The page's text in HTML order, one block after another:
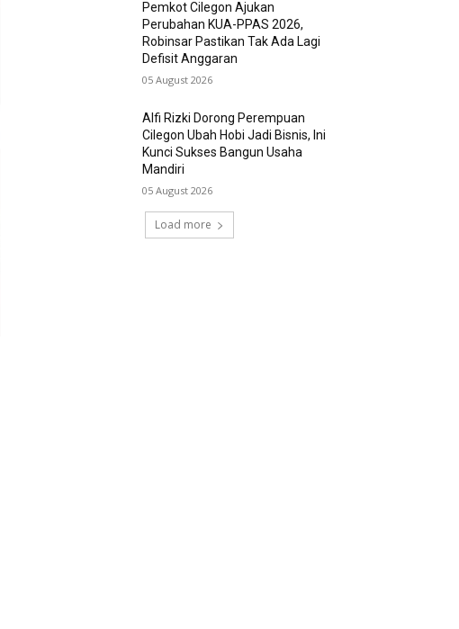
Pemkot Cilegon Ajukan
Perubahan KUA-PPAS 2026,
Robinsar Pastikan Tak Ada Lagi
Defisit Anggaran
05 August 2026
Alfi Rizki Dorong Perempuan
Cilegon Ubah Hobi Jadi Bisnis, Ini
Kunci Sukses Bangun Usaha
Mandiri
05 August 2026
Load more